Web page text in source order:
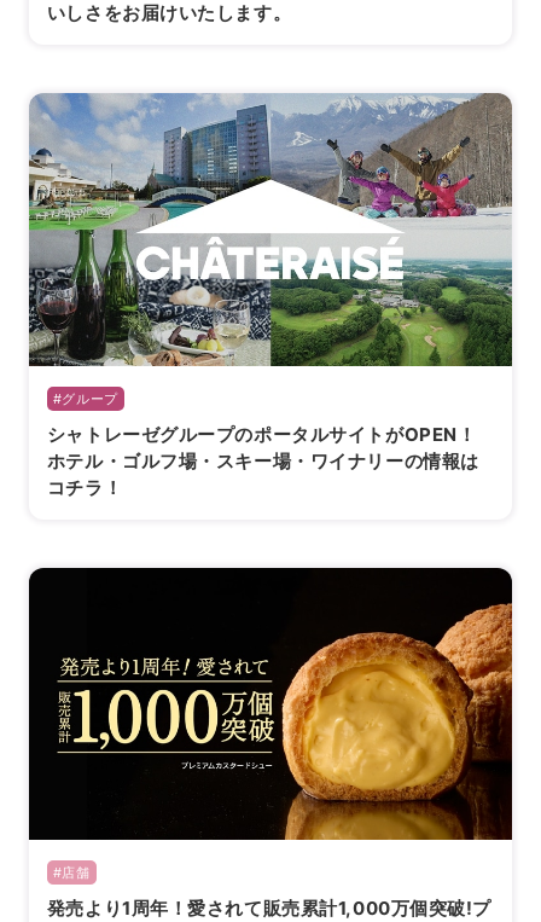
いしさをお届けいたします。
#グループ
シャトレーゼグループのポータルサイトがOPEN！
ホテル・ゴルフ場・スキー場・ワイナリーの情報は
コチラ！
#店舗
発売より1周年！愛されて販売累計1,000万個突破!プ
岳や末広がりを意味す
つ時」という意味を込
る、こだわりのスイー
さい。
Singapore
Malaysia
Hong Kong
UAE
Thailand
Vietnam